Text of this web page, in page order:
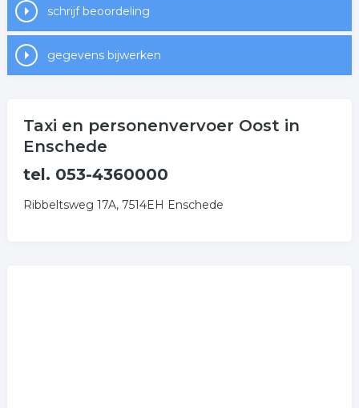
schrijf beoordeling
gegevens bijwerken
Taxi en personenvervoer Oost in
Enschede
tel. 053-4360000
Ribbeltsweg 17A, 7514EH Enschede